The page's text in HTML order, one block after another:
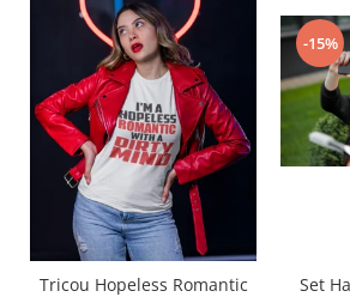
Tricou Hopeless Romantic
-15%
Set